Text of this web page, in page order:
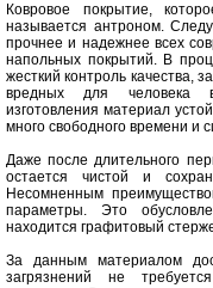
Ковровое покрытие,
называется антроном.
прочнее и надежнее всех
напольных покрытий. В
жесткий контроль качества,
вредных для человека
изготовления материал
много свободного времени и
Даже после длительного
остается чистой и
Несомненным
параметры. Это
находится графитовый
За данным материалом
загрязнений не